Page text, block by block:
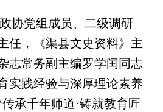
协党组成员、二级调研
任，《渠县文史资料》主
志常务副主编罗学闰同志
实践经验与深厚理论素养
承千年师道·铸就教育匠